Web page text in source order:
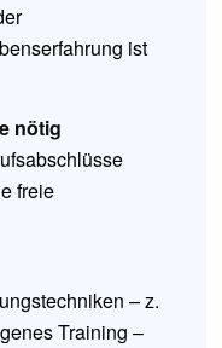
ist
nötig
freie
– z.
Training –